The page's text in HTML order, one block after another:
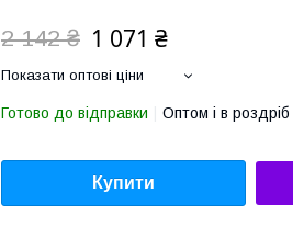
2 142 ₴ 1 071 ₴
Показати оптові ціни
Готово до відправки Оптом і в роздріб
Купити